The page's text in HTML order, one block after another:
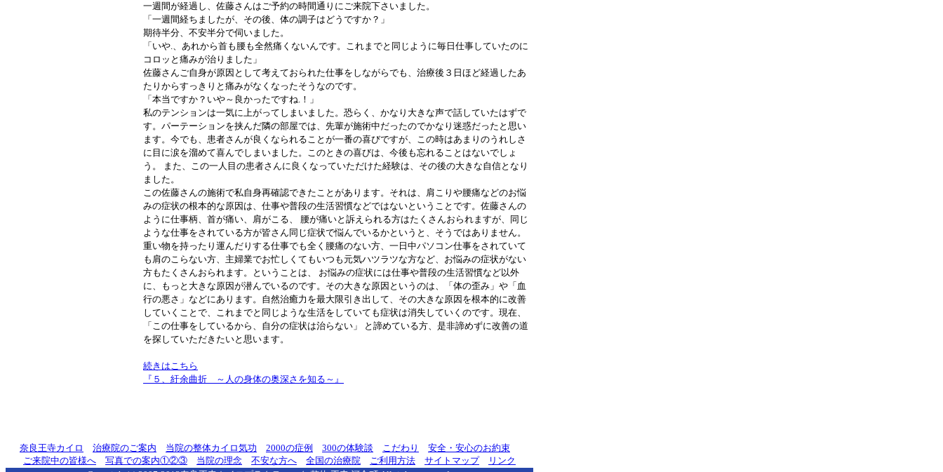
一週間が経過し、佐藤さんはご予約の時間通りにご来院下さいました。
「一週間経ちましたが、その後、体の調子はどうですか？」
期待半分、不安半分で伺いました。
「いや.、あれから首も腰も全然痛くないんです。これまでと同じように毎日仕事していたのに
コロッと痛みが治りました」
佐藤さんご自身が原因として考えておられた仕事をしながらでも、治療後３日ほど経過したあ
たりからすっきりと痛みがなくなったそうなのです。
「本当ですか？いや～良かったですね.！」
私のテンションは一気に上がってしまいました。恐らく、かなり大きな声で話していたはずで
す。パーテーションを挟んだ隣の部屋では、先輩が施術中だったのでかなり迷惑だったと思い
ます。今でも、患者さんが良くなられることが一番の喜びですが、この時はあまりのうれしさ
に目に涙を溜めて喜んでしまいました。このときの喜びは、今後も忘れることはないでしょ
う。 また、この一人目の患者さんに良くなっていただけた経験は、その後の大きな自信となり
ました。
この佐藤さんの施術で私自身再確認できたことがあります。それは、肩こりや腰痛などのお悩
みの症状の根本的な原因は、仕事や普段の生活習慣などではないということです。佐藤さんの
ように仕事柄、首が痛い、肩がこる、 腰が痛いと訴えられる方はたくさんおられますが、同じ
ような仕事をされている方が皆さん同じ症状で悩んでいるかというと、そうではありません。
重い物を持ったり運んだりする仕事でも全く腰痛のない方、一日中パソコン仕事をされていて
も肩のこらない方、主婦業でお忙しくてもいつも元気ハツラツな方など、お悩みの症状がない
方もたくさんおられます。ということは、 お悩みの症状には仕事や普段の生活習慣など以外
に、もっと大きな原因が潜んでいるのです。その大きな原因というのは、「体の歪み」や「血
行の悪さ」などにあります。自然治癒力を最大限引き出して、その大きな原因を根本的に改善
していくことで、これまでと同じような生活をしていても症状は消失していくのです。現在、
「この仕事をしているから、自分の症状は治らない」 と諦めている方、是非諦めずに改善の道
を探していただきたいと思います。
続きはこちら
『５、紆余曲折 ～人の身体の奥深さを知る～』
奈良王寺カイロ 治療院のご案内 当院の整体カイロ気功 2000の症例 300の体験談 こだわり
安全・安心のお約束
ご来院中の皆様へ
写真での案内①②③ 当院の理念 不安な方へ 全国の治療院 ご利用方法 サイトマップ
リンク